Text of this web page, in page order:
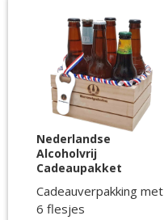
Nederlandse
Alcoholvrij
Cadeaupakket
Cadeauverpakking met
6 flesjes